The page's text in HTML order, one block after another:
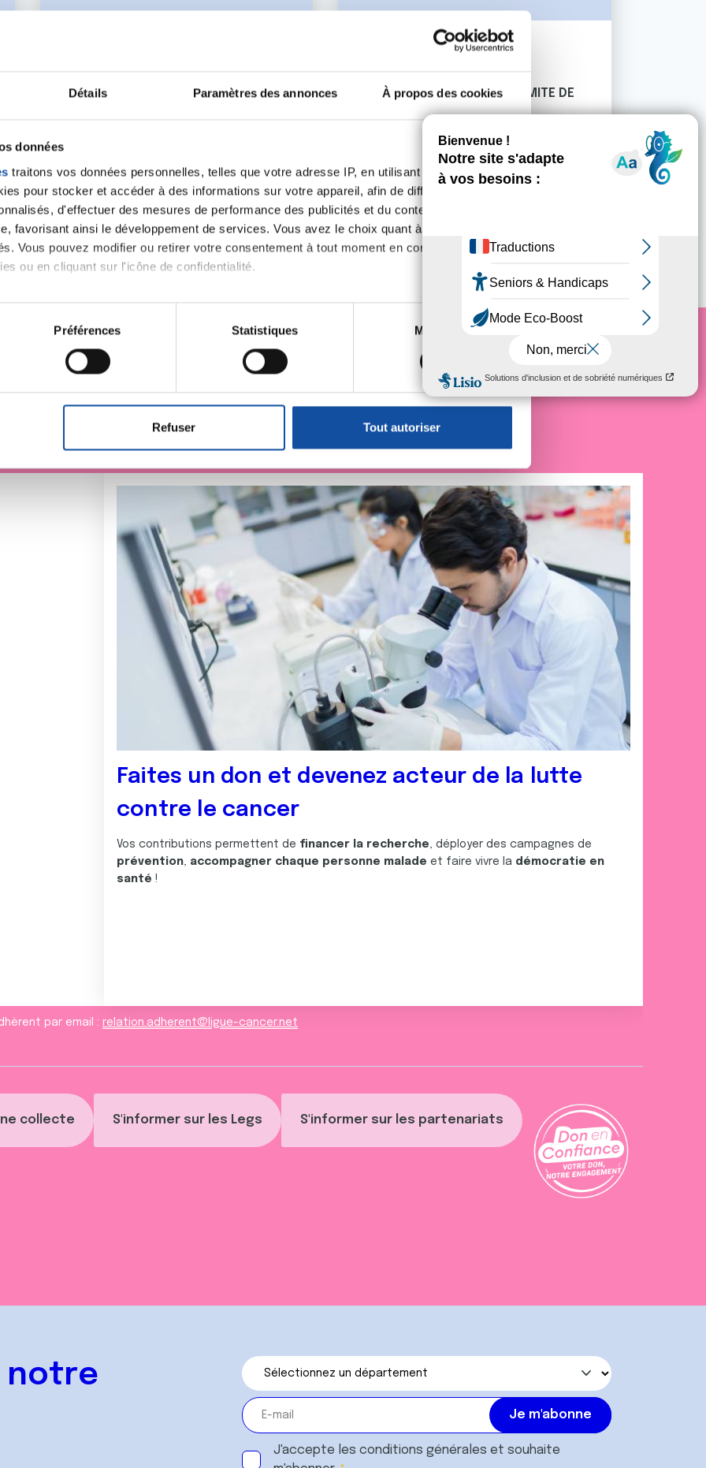
Détails Paramètres des annonces À propos des cookies
données
traitons vos données personnelles, telles que votre adresse IP, en utilisant des
pour stocker et accéder à des informations sur votre appareil, afin de diffuser des
d'effectuer des mesures de performance des publicités et du contenu, ainsi que de
favorisant ainsi le développement de services. Vous avez le choix quant à l'utilisation de
Vous pouvez modifier ou retirer votre consentement à tout moment en consultant la
ou en cliquant sur l'icône de confidentialité.
également :
sur votre localisation géographique qui peuvent être précises à plusieurs mètres près
de vos données personnelles et définir vos préférences, reportez-vous à lasection «
ou retirer votre consentement à tout moment à partir de la déclaration sur les cookies.
ont collectées lors de votre utilisation de leurs services.
Préférences Statistiques Marketing
Refuser Tout autoriser
Challenge des Gentlemen en
En savoir plus
28 SEPTEMBRE 2022
OCTOBRE ROSE 2022 - LE COMITE DE
L'ISERE SE MOBILISE
En savoir plus
Toutes les actualités
La Ligue contre le cancer
collecte S'informer sur les Legs S'informer sur les partenariats
Faites un don et devenez acteur de la lutte
contre le cancer
Vos contributions permettent de financer la recherche, déployer des campagnes de
prévention, accompagner chaque personne malade et faire vivre la démocratie en
santé !
par email : relation.adherent@ligue-cancer.net
notre
J'accepte les conditions générales et souhaite